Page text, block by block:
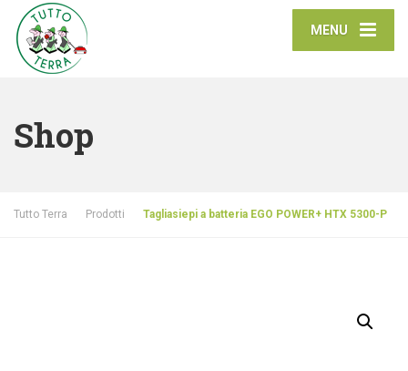
MENU
Shop
Tutto Terra Prodotti Tagliasiepi a batteria EGO POWER+ HTX 5300-P